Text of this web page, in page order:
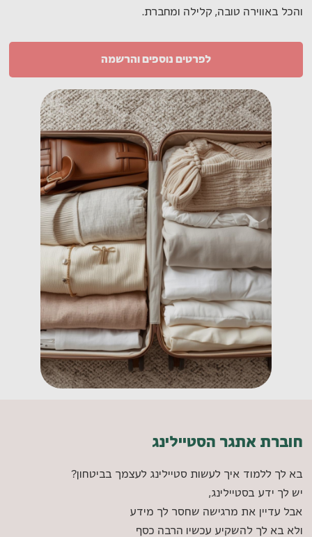
והכל באווירה טובה, קלילה ומחברת.
לפרטים נוספים והרשמה
חוברת אתגר הסטיילינג
בא לך ללמוד איך לעשות סטיילינג לעצמך בביטחון?
יש לך ידע בסטיילינג,
אבל עדיין את מרגישה שחסר לך מידע
ולא בא לך להשקיע עכשיו הרבה כסף